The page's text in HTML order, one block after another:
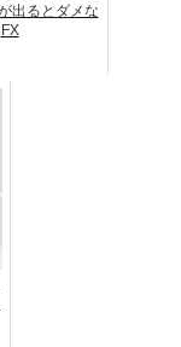
出るとダメな
FX